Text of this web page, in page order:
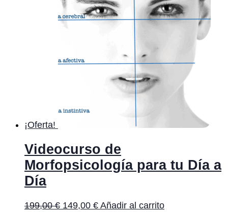
¡Oferta!
Videocurso de
Morfopsicología para tu Día a
Día
199,00€ 149,00 € Añadir al carrito